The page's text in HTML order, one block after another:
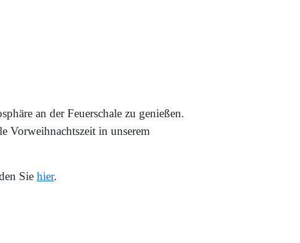
an der Feuerschale zu genießen.
Vorweihnachtszeit in unserem
Sie hier.